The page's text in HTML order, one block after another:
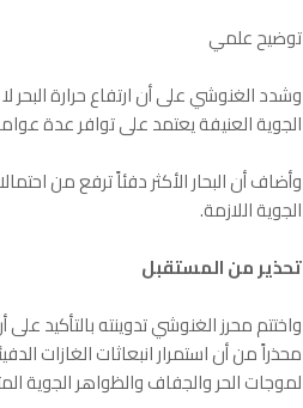
توضيح علمي
وشدد الغنوشي على أن ارتفاع حرارة
الجوية العنيفة يعتمد على توافر عدة
وأضاف أن البحار الأكثر دفئاً ترفع من
الجوية اللازمة.
تحذير من المستقبل
واختتم محرز الغنوشي تدوينته بالتأكيد
محذراً من أن استمرار انبعاثات الغازات
لموجات الحر والجفاف والظواهر الجوية